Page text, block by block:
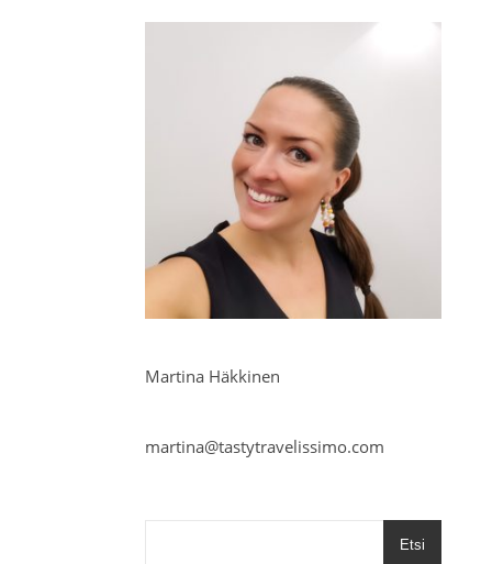
Martina Häkkinen
martina@tastytravelissimo.com
Etsi